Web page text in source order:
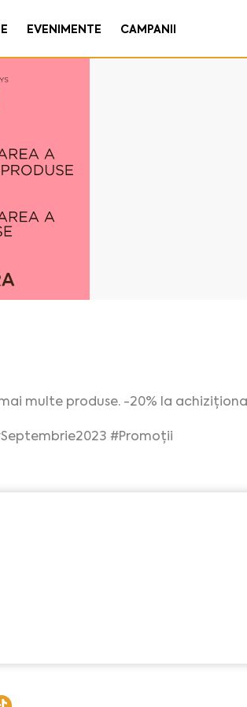
EVENIMENTE CAMPANII
multe produse. -20% la
#Promoții